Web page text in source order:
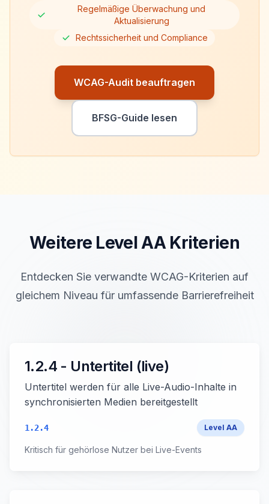
Regelmäßige Überwachung und
Aktualisierung
Rechtssicherheit und Compliance
WCAG-Audit beauftragen
BFSG-Guide lesen
Weitere LevelAAKriterien
Entdecken Sie verwandte WCAG-Kriterien auf
gleichem Niveau für umfassende Barrierefreiheit
1.2.4 - Untertitel (live)
Untertitel werden für alle Live-Audio-Inhalte in
synchronisierten Medien bereitgestellt
1.2.4 Level AA
Kritisch für gehörlose Nutzer bei Live-Events